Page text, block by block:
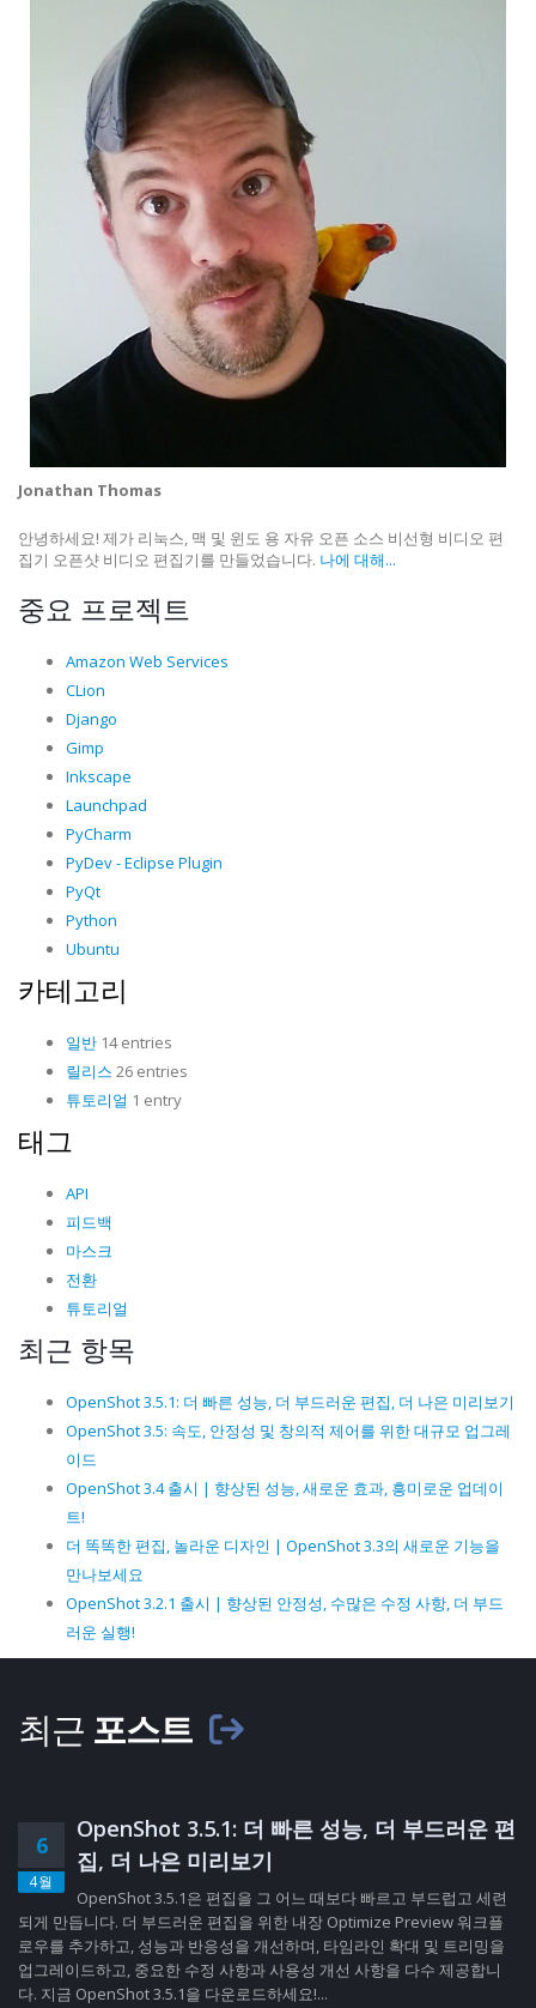
Jonathan Thomas
안녕하세요! 제가 리눅스, 맥 및 윈도 용 자유 오픈 소스 비선형 비디오 편
집기 오픈샷 비디오 편집기를 만들었습니다. 나에 대해...
중요 프로젝트
Amazon Web Services
CLion
Django
Gimp
Inkscape
Launchpad
PyCharm
PyDev - Eclipse Plugin
PyQt
Python
Ubuntu
카테고리
일반 14 entries
릴리스 26 entries
튜토리얼 1 entry
태그
API
피드백
마스크
전환
튜토리얼
최근 항목
OpenShot 3.5.1: 더 빠른 성능, 더 부드러운 편집, 더 나은 미리보기
OpenShot 3.5: 속도, 안정성 및 창의적 제어를 위한 대규모 업그레
이드
OpenShot 3.4 출시 | 향상된 성능, 새로운 효과, 흥미로운 업데이
트!
더 똑똑한 편집, 놀라운 디자인 | OpenShot 3.3의 새로운 기능을
만나보세요
OpenShot 3.2.1 출시 | 향상된 안정성, 수많은 수정 사항, 더 부드
러운 실행!
최근 포스트
6
4월
OpenShot 3.5.1: 더 빠른 성능, 더 부드러운 편
집, 더 나은 미리보기
OpenShot 3.5.1은 편집을 그 어느 때보다 빠르고 부드럽고 세련
되게 만듭니다. 더 부드러운 편집을 위한 내장 Optimize Preview 워크플
로우를 추가하고, 성능과 반응성을 개선하며, 타임라인 확대 및 트리밍을
업그레이드하고, 중요한 수정 사항과 사용성 개선 사항을 다수 제공합니
다. 지금 OpenShot 3.5.1을 다운로드하세요!...